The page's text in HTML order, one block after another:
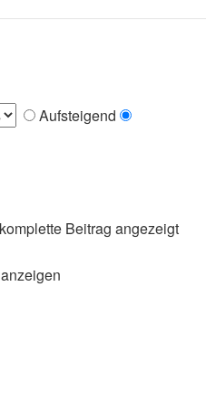
Aufsteigend
Beitrag angezeigt